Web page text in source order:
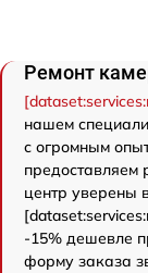
Ремонт
нашем
с огромным
центр уверены
-15% дешевле
форму заказа